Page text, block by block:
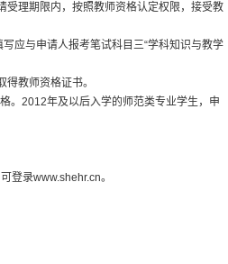
受理期限内，按照教师资格认定权限，接受教
应与申请人报考笔试科目三“学科知识与教学
教师资格证书。
。2012年及以后入学的师范类专业学生，申
登录www.shehr.cn。